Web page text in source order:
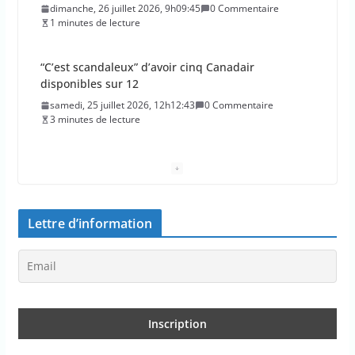
dimanche, 26 juillet 2026, 9h09:45
0 Commentaire
1 minutes de lecture
“C’est scandaleux” d’avoir cinq Canadair
disponibles sur 12
samedi, 25 juillet 2026, 12h12:43
0 Commentaire
3 minutes de lecture
Le maire de New York, dit qu’il n’a pas la capacité
1 minutes de lecture
L’épidémie d’Ebola a entraîné plus de 1 000 décès
1 minutes de lecture
Lettre d’information